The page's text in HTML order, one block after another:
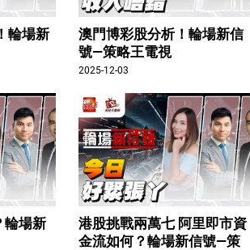
輪場新
澳門博彩股分析！輪場新信
號—策略王電視
2025-12-03
輪場新
港股挑戰兩萬七 阿里即市資
金流如何？輪場新信號—策